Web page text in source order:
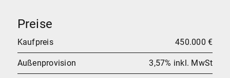
Preise
Kaufpreis 450.000 €
Außenprovision 3,57% inkl. MwSt